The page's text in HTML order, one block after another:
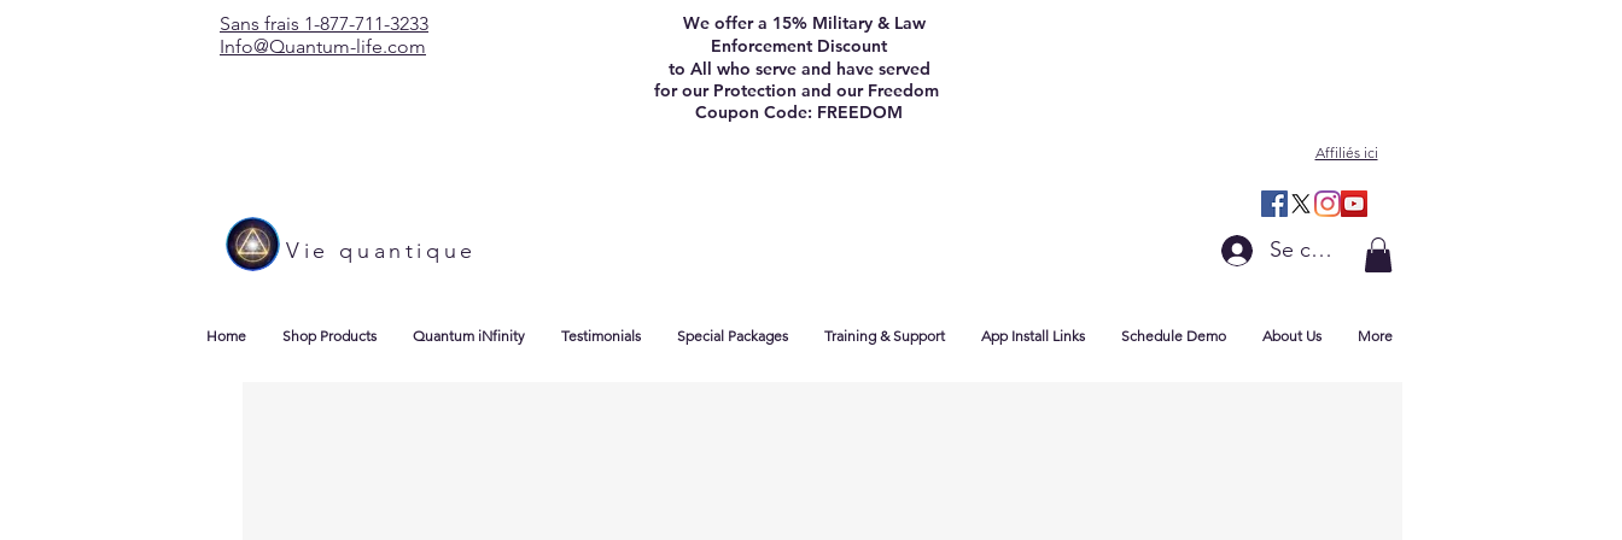
Sans frais 1-877-711-3233
Info@Quantum-life.com
We offer a 15% Military & Law
Enforcement Discount
to All who serve and have served
for our Protection and our Freedom
Coupon Code: FREEDOM
Affiliés ici
Vie quantique Se connecter
Home Shop Products Quantum iNfinity Testimonials Special Packages Training & Support App Install Links Schedule Demo About Us More